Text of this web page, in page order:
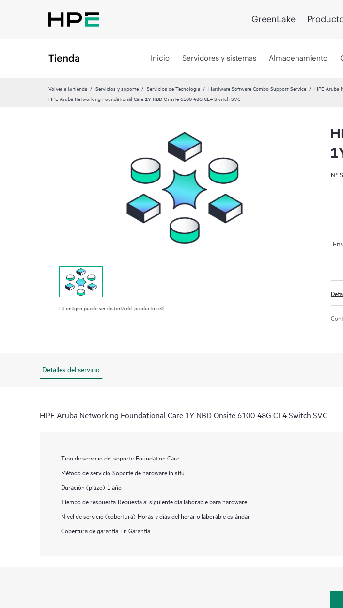
GreenLake
Tienda Inicio Servidores y sistemas Almacenamiento
Volver a la tienda Servicios y soporte Servicios de Tecnología Hardware Software Combo Support Service
HPE Aruba
HPE Aruba Networking Foundational Care 1Y NBD Onsite 6100 48G CL4 Switch SVC
La imagen puede ser distinta del producto real
N.º
Detalles del servicio
HPE Aruba Networking Foundational Care 1Y NBD Onsite 6100 48G CL4 Switch SVC
Tipo de servicio del soporte Foundation Care
Método de servicio Soporte de hardware in situ
Duración (plazo) 1 año
Tiempo de respuesta Repuesta al siguiente día laborable para hardware
Nivel de servicio (cobertura) Horas y días del horario laborable estándar
Cobertura de garantía En Garantía